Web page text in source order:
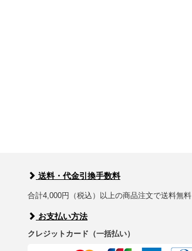
送料・代金引換手数料
合計4,000円（税込）以上の商品注文で送料無料
お支払い方法
クレジットカード（一括払い）